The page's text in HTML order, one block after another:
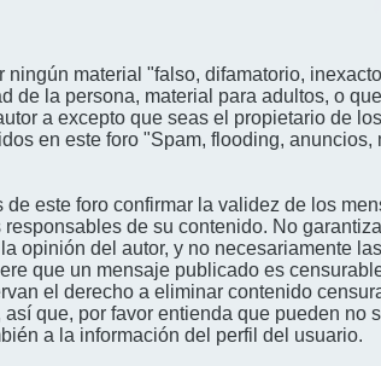
material "falso, difamatorio,
de la persona, material para adultos, o
a excepto que seas el propietario de
en este foro "Spam, flooding,
este foro confirmar la validez de los
de su contenido. No
opinión del autor, y no necesariamente
que un mensaje publicado es
el derecho a eliminar contenido
que, por favor entienda que pueden no
a la información del perfil del usuario.